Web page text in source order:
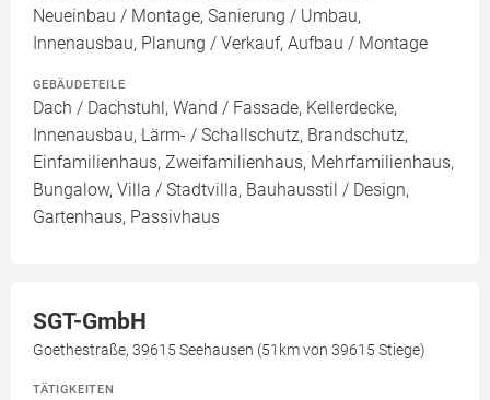
Neueinbau / Montage, Sanierung / Umbau,
Innenausbau, Planung / Verkauf, Aufbau / Montage
GEBÄUDETEILE
Dach / Dachstuhl, Wand / Fassade, Kellerdecke,
Innenausbau, Lärm- / Schallschutz, Brandschutz,
Einfamilienhaus, Zweifamilienhaus, Mehrfamilienhaus,
Bungalow, Villa / Stadtvilla, Bauhausstil / Design,
Gartenhaus, Passivhaus
SGT-GmbH
Goethestraße, 39615 Seehausen (51km von 39615 Stiege)
TÄTIGKEITEN